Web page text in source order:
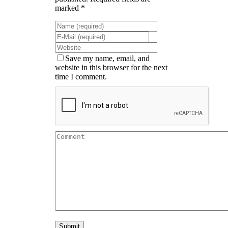
marked *
Save my name, email, and
website in this browser for the next
time I comment.